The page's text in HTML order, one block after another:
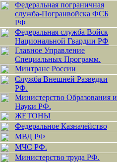
Федеральная пограничная
служба-Погранвойска ФСБ
РФ
Федеральная служба Войск
Национальной Гвардии РФ
Главное Управление
Специальных Программ.
Минтранс России
Служба Внешней Разведки
РФ.
Министерство Образования и
Науки РФ.
ЖЕТОНЫ
Федеральное Казначейство
МВД РФ
МЧС РФ.
Министерство труда РФ.